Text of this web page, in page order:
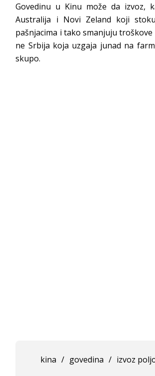
Govedinu u Kinu može da izvoz,
Australija i Novi Zeland koji
pašnjacima i tako smanjuju
ne Srbija koja uzgaja junad na
skupo.
kina / govedina / izvoz